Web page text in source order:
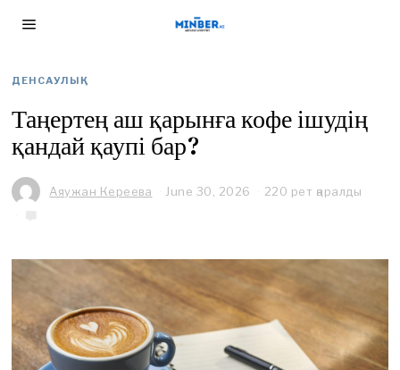
ДЕНСАУЛЫҚ
Таңертең аш қарынға кофе ішудің
қандай қаупі бар?
Аяужан Кереева June 30, 2026
0
6
220 рет қаралды